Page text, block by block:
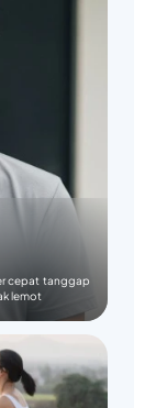
cepat tanggap
lemot